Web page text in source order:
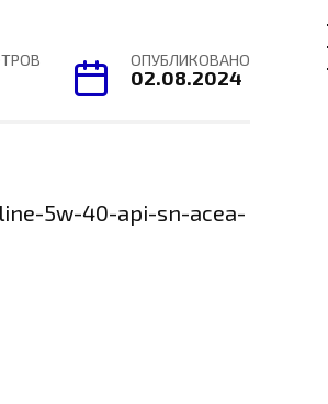
ОПУБЛИКОВАНО
02.08.2024
5w-40-api-sn-acea-